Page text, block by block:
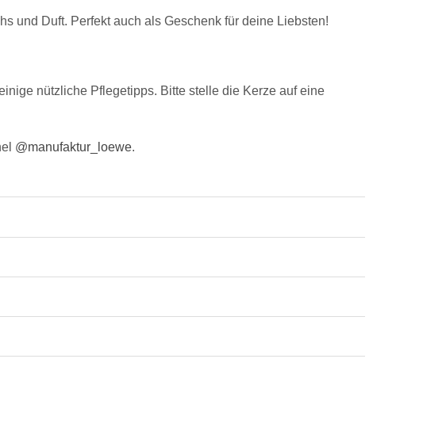
und Duft. Perfekt auch als Geschenk für deine Liebsten!
nützliche Pflegetipps. Bitte stelle die Kerze auf eine
@manufaktur_loewe.